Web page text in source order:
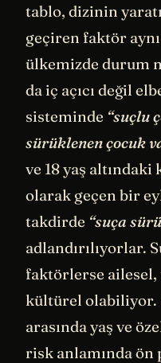
tablo, dizinin
geçiren faktör
ülkemizde durum
da iç açıcı değil
sisteminde “suçlu
sürüklenen çocuk
ve 18 yaş
olarak geçen bir
takdirde “suça
adlandırılıyorlar.
faktörlerse ailesel,
kültürel olabiliyor.
arasında yaş ve
risk anlamında ön